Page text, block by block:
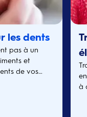
les dents
pas à un
et
de vos
à